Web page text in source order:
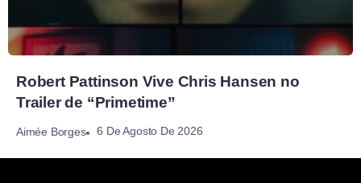
Robert Pattinson Vive Chris Hansen no
Trailer de “Primetime”
Aimée Borges 6 De Agosto De 2026